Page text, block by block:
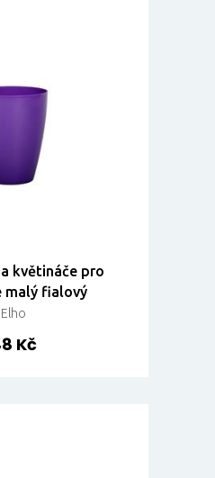
květináče pro
malý fialový
Elho
Kč